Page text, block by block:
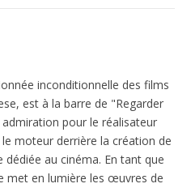
inconditionnelle des films
est à la barre de "Regarder
pour le réalisateur
moteur derrière la création de
au cinéma. En tant que
met en lumière les œuvres de